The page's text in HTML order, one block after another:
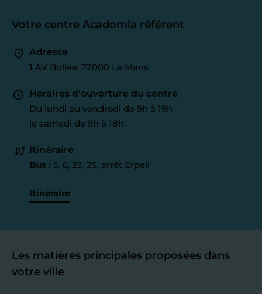
Votre centre Acadomia référent
Adresse
1 AV Bollée, 72000 Le Mans
Horaires d'ouverture du centre
Du lundi au vendredi de 9h à 19h
le samedi de 9h à 18h.
Itinéraire
Bus : 5, 6, 23, 25, arrêt Erpell
Itinéraire
Les matières principales proposées dans
votre ville